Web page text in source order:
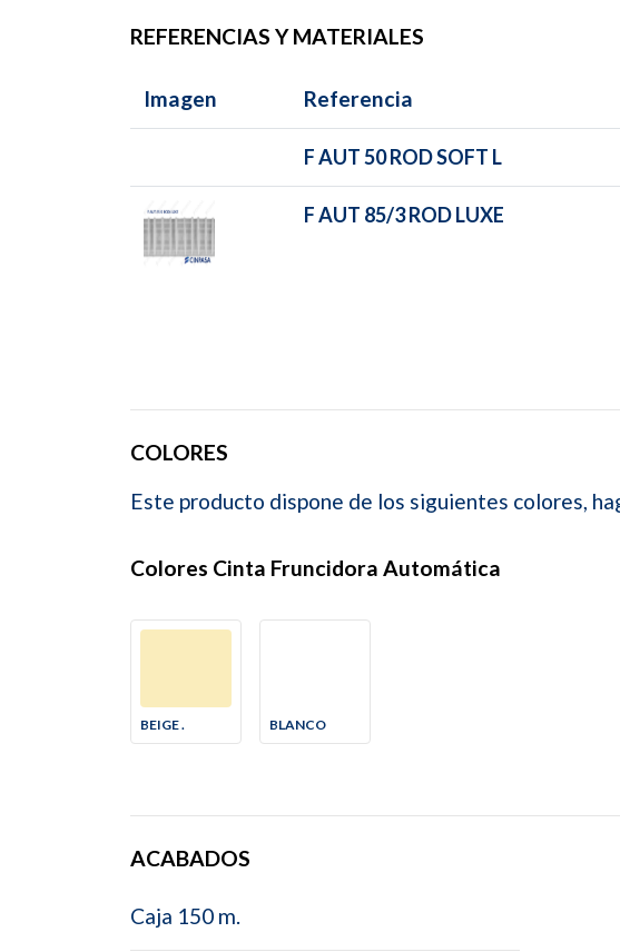
REFERENCIAS Y MATERIALES
Imagen Referencia
F AUT 50 ROD SOFT L
F AUT 85/3 ROD LUXE
COLORES
Este producto dispone de los siguientes colores,
Colores Cinta Fruncidora Automática
BEIGE . BLANCO
ACABADOS
Caja 150 m.